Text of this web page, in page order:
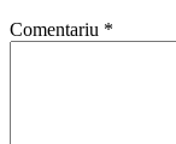
Comentariu *